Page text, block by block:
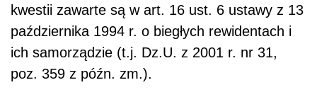
kwestii zawarte są w art. 16 ust. 6 ustawy z 13
października 1994 r. o biegłych rewidentach i
ich samorządzie (t.j. Dz.U. z 2001 r. nr 31,
poz. 359 z późn. zm.).